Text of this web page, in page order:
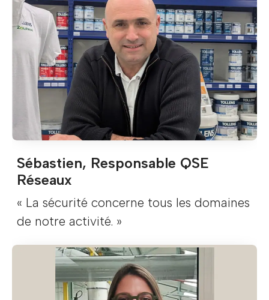
Sébastien, Responsable QSE
Réseaux
« La sécurité concerne tous les domaines
de notre activité. »